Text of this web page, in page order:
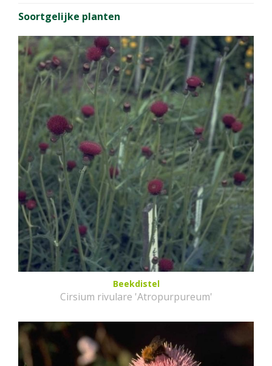
Soortgelijke planten
Beekdistel
Cirsium rivulare 'Atropurpureum'